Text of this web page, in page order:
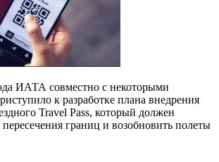
ИАТА совместно с некоторыми
к разработке плана внедрения
Travel Pass, который должен
границ и возобновить полеты